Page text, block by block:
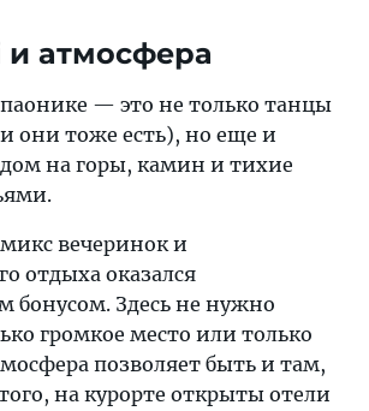
и атмосфера
— это не только танцы
они тоже есть), но еще и
на горы, камин и тихие
вечеринок и
отдыха оказался
Здесь не нужно
громкое место или только
позволяет быть и там,
на курорте открыты отели